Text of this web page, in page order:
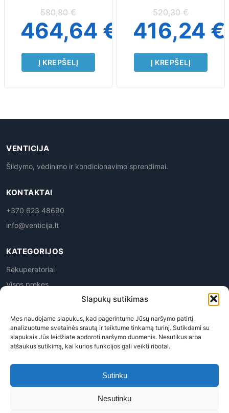
Slapukų sutikimas
Mes naudojame slapukus, kad pagerintume Jūsų naršymo patirtį,
analizuotume svetainės srautą ir teiktume tinkamą turinį. Sutikdami su
slapukais Jūs leidžiate apdoroti naršymo duomenis. Nesutikus arba
atšaukus sutikimą, kai kurios funkcijos gali veikti ribotai.
Sutinku
Nesutinku
580,80€
464,64 €
Į KREPŠELĮ
520,30€
416,24 €
Į KREPŠELĮ
VENTICIJA
Šildymo, vėdinimo ir kondicionavimo sprendimai.
KONTAKTAI
+370 623 48690
info@venticija.lt
KATEGORIJOS
Rekuperatoriai
Visos prekes
Privatumo politika | Prekių grąžinimas | Pirkimo
Pristatymas
© 2026 Venticija™ - Visos teisės saugomos. Kopijuoti, platinti